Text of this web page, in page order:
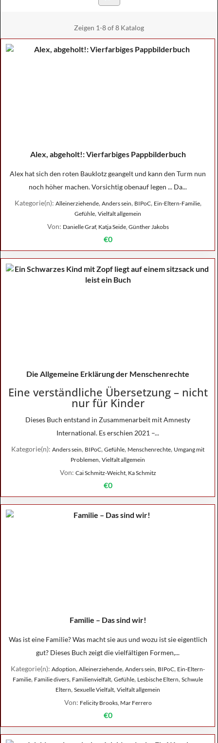
Zeigen 1-8 of 8 Katalog
Alex, abgeholt!: Vierfarbiges Pappbilderbuch
Alex hat sich den roten Bauklotz geangelt und kann den Turm nun
noch höher machen. Vorsichtig obenauf legen ... Da...
Kategorie(n): Alleinerziehende, Anders sein, BIPoC, Ein-Eltern-Familie,
Gefühle, Vielfalt allgemein
Von: Danielle Graf, Katja Seide, Günther Jakobs
€0
Die Allgemeine Erklärung der Menschenrechte
Eine verständliche Übersetzung – nicht
nur für Kinder
Dieses Buch entstand in Zusammenarbeit mit Amnesty
International. Es erschien 2021 –...
Kategorie(n): Anders sein, BIPoC, Gefühle, Menschenrechte, Umgang mit
Problemen, Vielfalt allgemein
Von: Cai Schmitz-Weicht, Ka Schmitz
€0
Familie – Das sind wir!
Was ist eine Familie? Was macht sie aus und wozu ist sie eigentlich
gut? Dieses Buch zeigt die vielfältigen Formen,...
Kategorie(n): Adoption, Alleinerziehende, Anders sein, BIPoC, Ein-Eltern-
Familie, Familie divers, Familienvielfalt, Gefühle, Lesbische Eltern, Schwule
Eltern, Sexuelle Vielfalt, Vielfalt allgemein
Von: Felicity Brooks, Mar Ferrero
€0